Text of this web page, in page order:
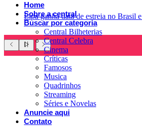
Lipa ganha data de estreia no Brasil
Home
Sobre a central
Buscar por categoria
Central Bilheterias
Central Celebra
Cinema
Críticas
Famosos
Musica
Quadrinhos
Streaming
Séries e Novelas
Anuncie aqui
Contato